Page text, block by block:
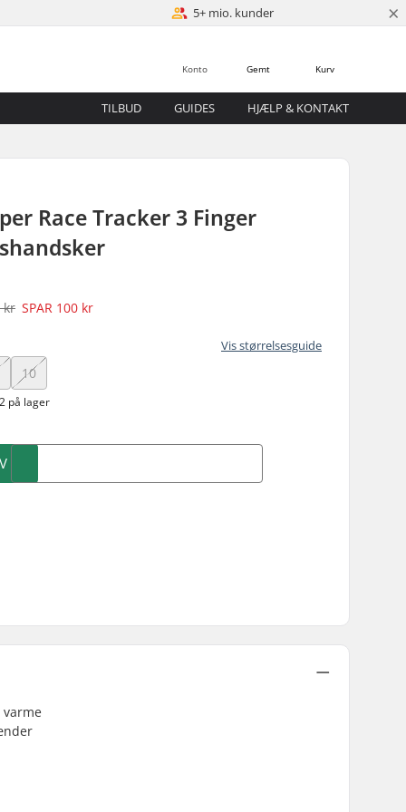
5+ mio. kunder ×
Kurv
Gemt
Konto
TILBUD GUIDES HJÆLP & KONTAKT
Race Tracker 3 Finger
kr SPAR 100 kr
Vis størrelsesguide
10
på lager